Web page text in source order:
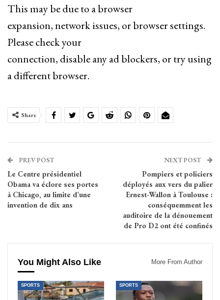
This may be due to a browser
expansion, network issues, or browser settings.
Please check your
connection, disable any ad blockers, or try using
a different browser.
Share
PREV POST
Le Centre présidentiel
Obama va éclore ses portes
à Chicago, au limite d’une
invention de dix ans
NEXT POST
Pompiers et policiers
déployés aux vers du palier
Ernest-Wallon à Toulouse :
conséquemment les
auditoire de la dénouement
de Pro D2 ont été confinés
You Might Also Like More From Author
SPORTS SPORTS